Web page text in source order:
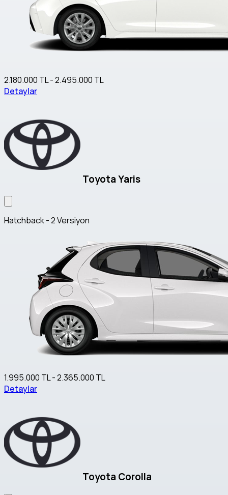
2.180.000 TL - 2.495.000 TL
Detaylar
Toyota Yaris
Hatchback - 2 Versiyon
1.995.000 TL - 2.365.000 TL
Detaylar
Toyota Corolla